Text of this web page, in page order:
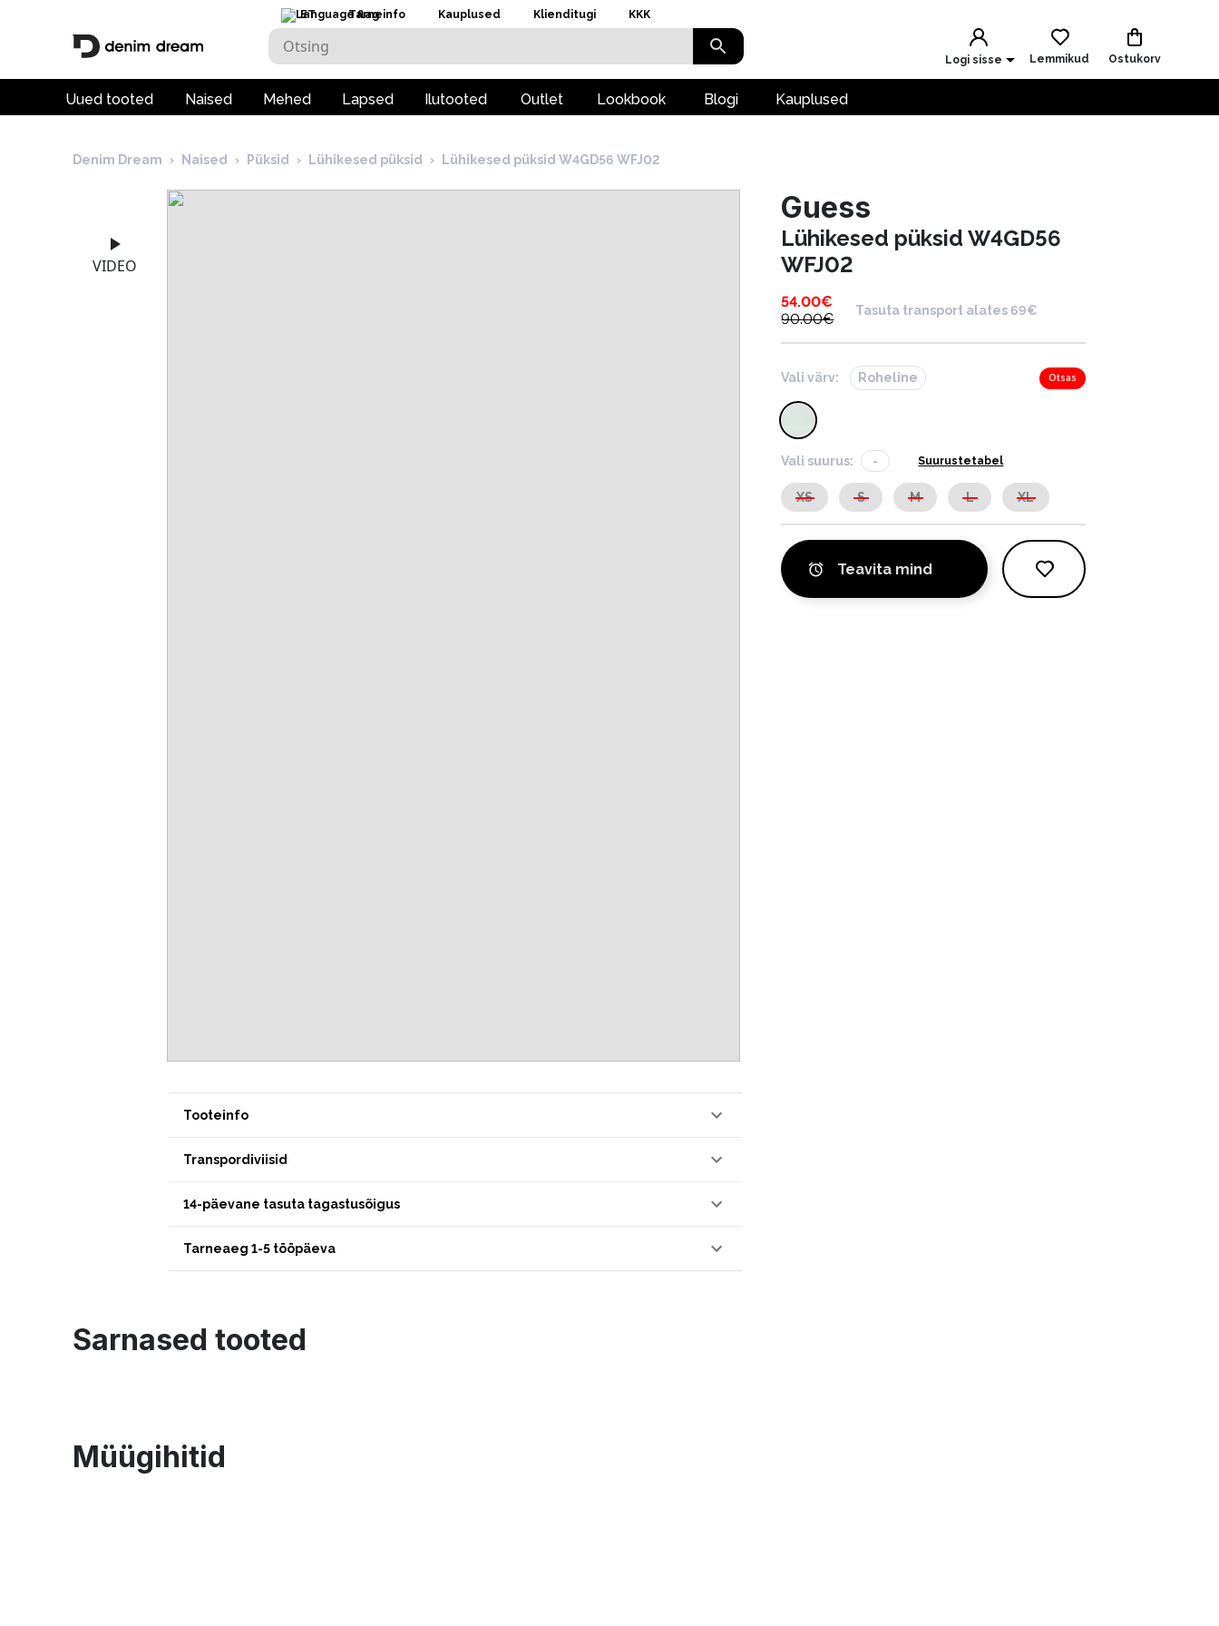
ET Tarneinfo Kauplused Klienditugi KKK
Logi sisse Lemmikud Ostukorv
Uued tooted Naised Mehed Lapsed Ilutooted Outlet Lookbook Blogi Kauplused
Denim Dream › Naised › Püksid › Lühikesed püksid › Lühikesed püksid W4GD56 WFJ02
VIDEO
Tooteinfo
Transpordiviisid
14-päevane tasuta tagastusõigus
Tarneaeg 1-5 tööpäeva
Guess
Lühikesed püksid W4GD56
WFJ02
54.00€
90.00€
Tasuta transport alates 69€
Vali värv: Roheline Otsas
Vali suurus: - Suurustetabel
XS S M L XL
Teavita mind
Sarnased tooted
Müügihitid